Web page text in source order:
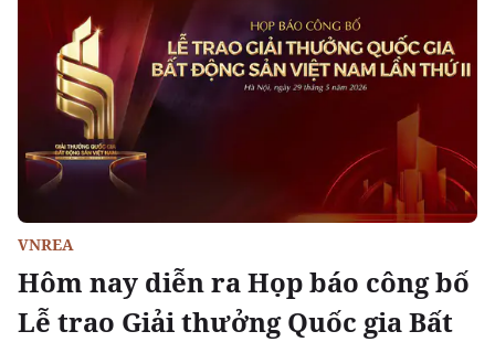
Hôm nay diễn ra Họp báo công bố
Lễ trao Giải thưởng Quốc gia Bất
VNREA